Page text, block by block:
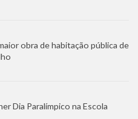
obra de habitação pública de
Dia Paralímpico na Escola